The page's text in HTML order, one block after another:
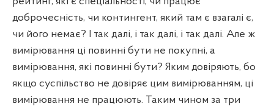
доброчесність, чи контингент, який там є взагалі є,
чи його немає? І так далі, і так далі, і так далі. Але ж
вимірювання ці повинні бути не покупні, а
вимірювання, які повинні бути? Яким довіряють, бо
якщо суспільство не довіряє цим вимірюванням, ці
вимірювання не працюють. Таким чином за три